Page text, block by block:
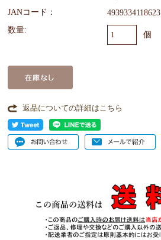
JANコード：
4939334118623
数量:
個
返品についての詳細はこちら